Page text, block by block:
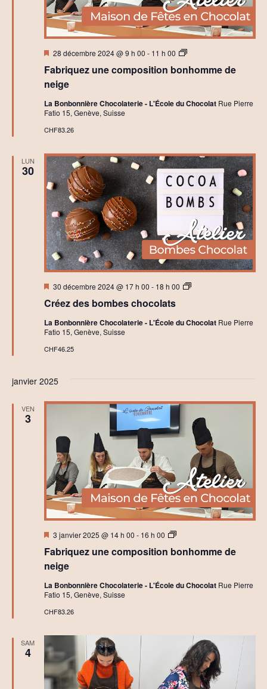
Fabriquez une composition bonhomme de
neige
Mis
avant
28 décembre 2024 @ 9 h 00 - 11 h 00
A
e
e
r
t
i
a
t
i
o
l
a
C
h
o
c
o
t
La Bonbonnière Chocolaterie - L'École du Chocolat Rue Pierre
Fatio 15, Genève, Suisse
CHF83.26
LUN
30
Créez des bombes chocolats
Mis
avant
30 décembre 2024 @ 17 h 00 - 18 h 00
A
i
r
e
h
o
c
l
a
t
La Bonbonnière Chocolaterie - L'École du Chocolat Rue Pierre
Fatio 15, Genève, Suisse
CHF46.25
janvier 2025
VEN
3
Fabriquez une composition bonhomme de
neige
Mis
avant
3 janvier 2025 @ 14 h 00 - 16 h 00
A
e
e
r
t
i
o
La Bonbonnière Chocolaterie - L'École du Chocolat Rue Pierre
Fatio 15, Genève, Suisse
CHF83.26
SAM
4